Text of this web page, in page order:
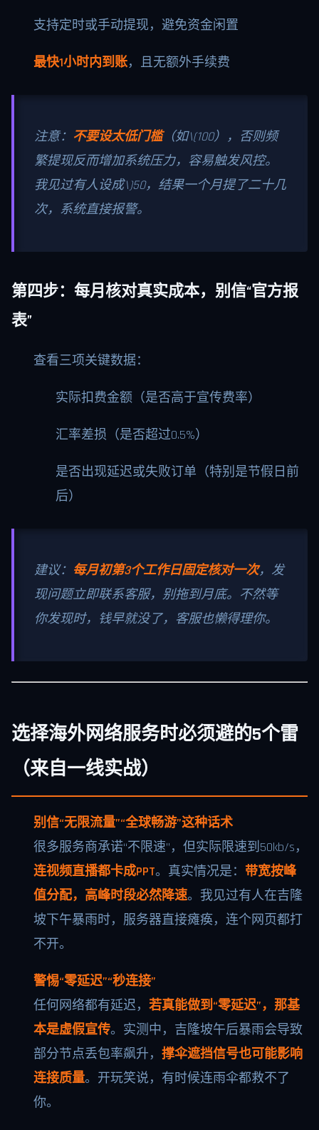
支持定时或手动提现，避免资金闲置
最快1小时内到账，且无额外手续费
注意： 不要设太低门槛（如\(100），否则频
繁提现反而增加系统压力，容易触发风控。
我见过有人设成\)50，结果一个月提了二十几
次，系统直接报警。
第四步：每月核对真实成本，别信“官方报
表”
查看三项关键数据：
实际扣费金额（是否高于宣传费率）
汇率差损（是否超过0.5%）
是否出现延迟或失败订单（特别是节假日前
后）
建议： 每月初第3个工作日固定核对一次，发
现问题立即联系客服，别拖到月底。不然等
你发现时，钱早就没了，客服也懒得理你。
选择海外网络服务时必须避的5个雷
（来自一线实战）
别信“无限流量”“全球畅游”这种话术
很多服务商承诺“不限速”，但实际限速到50kb/s，
连视频直播都卡成PPT。真实情况是： 带宽按峰
值分配，高峰时段必然降速。我见过有人在吉隆
坡下午暴雨时，服务器直接瘫痪，连个网页都打
不开。
警惕“零延迟”“秒连接”
任何网络都有延迟， 若真能做到“零延迟”，那基
本是虚假宣传。实测中，吉隆坡午后暴雨会导致
部分节点丢包率飙升， 撑伞遮挡信号也可能影响
连接质量。开玩笑说，有时候连雨伞都救不了
你。